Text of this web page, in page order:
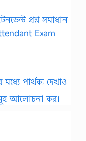
প্রশ্ন সমাধান
Exam
পার্থক্য দেখাও
আলোচনা কর।